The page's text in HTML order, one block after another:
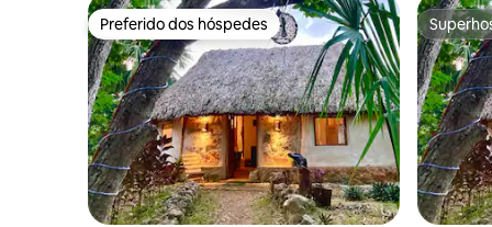
Preferido dos hóspedes
Preferido dos hóspedes